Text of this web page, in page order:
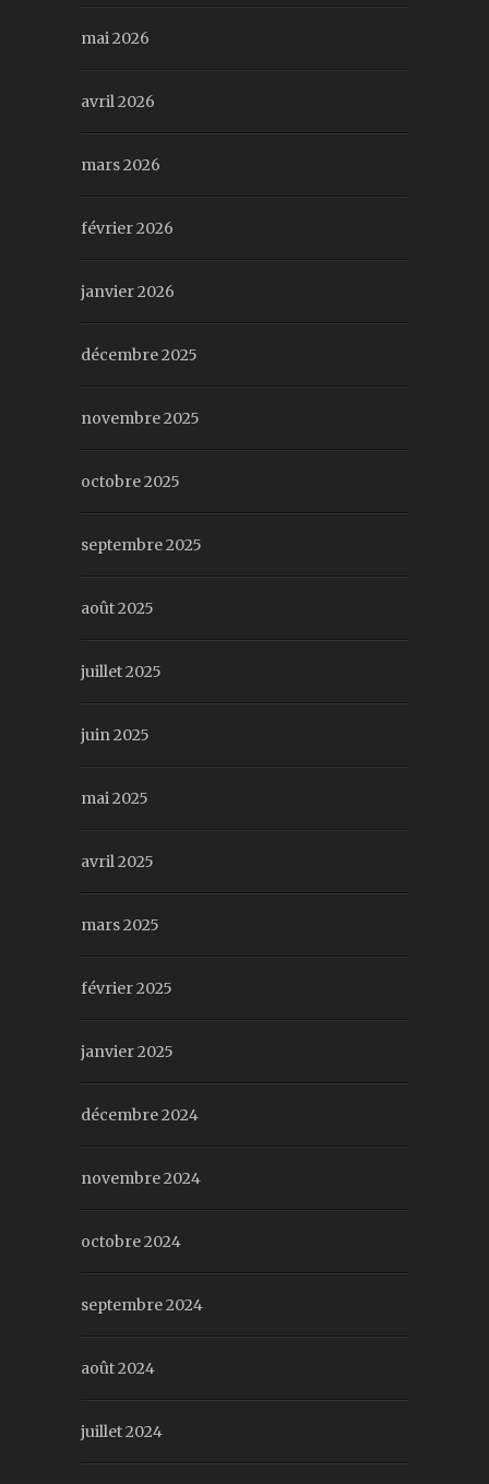
mai 2026
avril 2026
mars 2026
février 2026
janvier 2026
décembre 2025
novembre 2025
octobre 2025
septembre 2025
août 2025
juillet 2025
juin 2025
mai 2025
avril 2025
mars 2025
février 2025
janvier 2025
décembre 2024
novembre 2024
octobre 2024
septembre 2024
août 2024
juillet 2024